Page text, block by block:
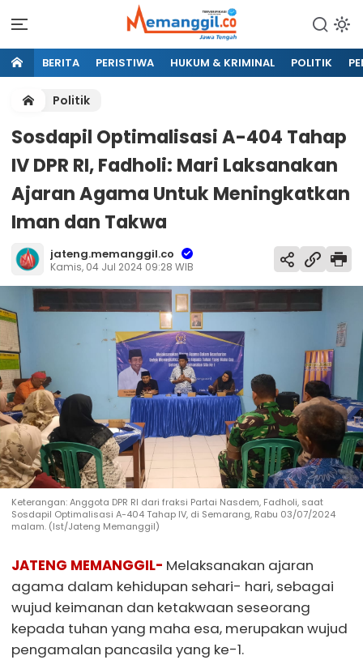
BERITA PERISTIWA HUKUM & KRIMINAL POLITIK
Politik
Sosdapil Optimalisasi A-404 Tahap
IV DPR RI, Fadholi: Mari Laksanakan
Ajaran Agama Untuk Meningkatkan
Iman dan Takwa
jateng.memanggil.co
Kamis, 04 Jul 2024 09:28 WIB
Keterangan: Anggota DPR RI dari fraksi Partai Nasdem, Fadholi, saat
Sosdapil Optimalisasi A-404 Tahap IV, di Semarang, Rabu 03/07/2024
malam. (Ist/Jateng Memanggil)
JATENG MEMANGGIL- Melaksanakan ajaran
agama dalam kehidupan sehari- hari, sebagai
wujud keimanan dan ketakwaan seseorang
kepada tuhan yang maha esa, merupakan wujud
pengamalan pancasila yang ke-1.